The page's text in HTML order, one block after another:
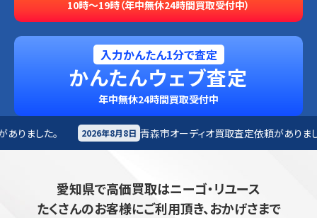
10時～19時（年中無休24時間買取受付中）
入力かんたん1分で査定
かんたんウェブ査定
年中無休24時間買取受付中
8日 青森市オーディオ買取査定依頼がありました。 2026年8月8日 み
愛知県で高価買取はニーゴ・リユース
たくさんのお客様にご利用頂き、おかげさまで